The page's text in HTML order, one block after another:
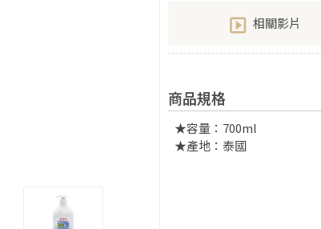
相關影片
商品規格
★容量：700ml
★產地：泰國